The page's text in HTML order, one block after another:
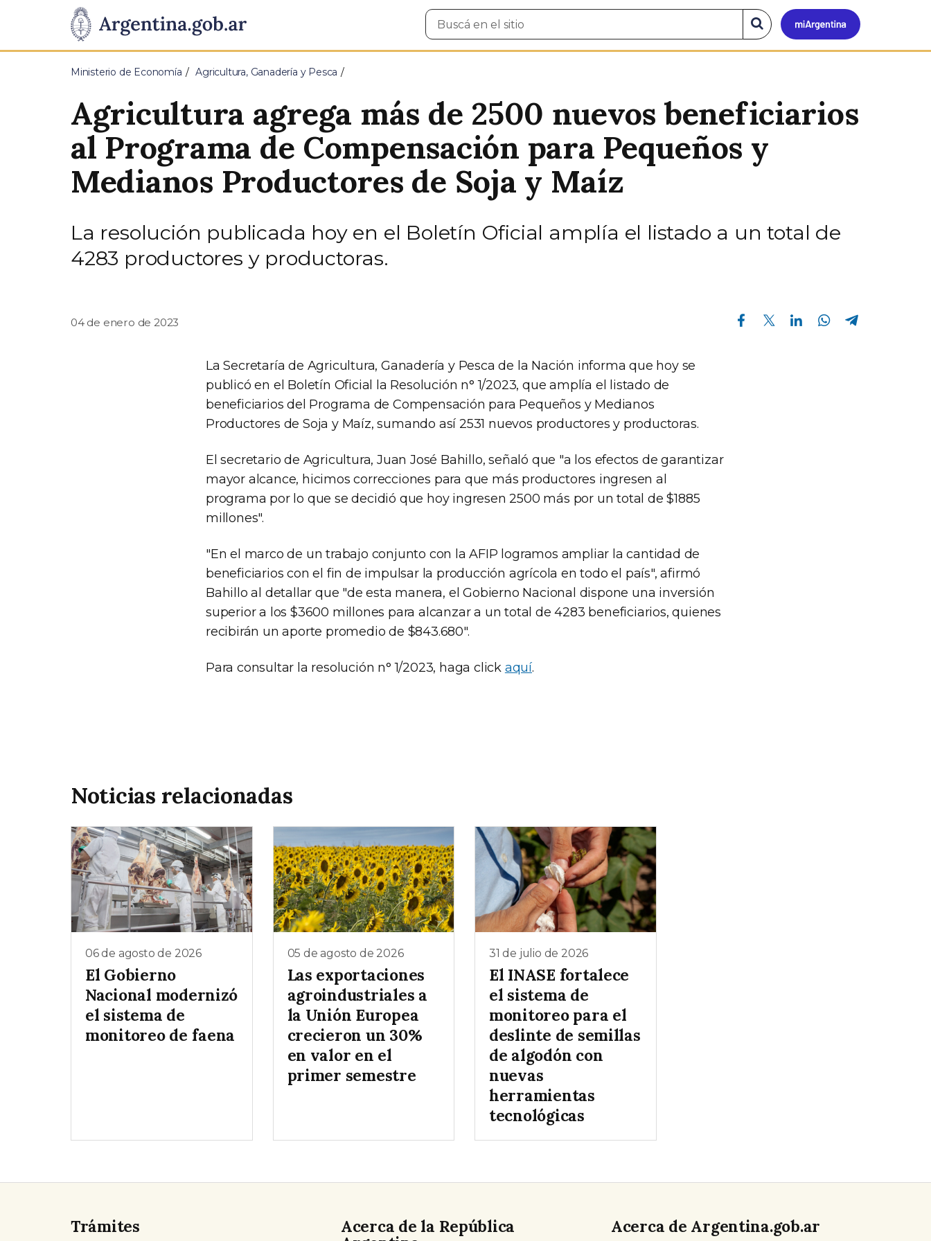
Presidencia
de
Pasar al contenido principal
Mi
Buscar
en
Buscar
en
el
Ministerio de Economía Agricultura, Ganadería y Pesca
Agricultura agrega más de 2500 nuevos beneficiarios
al Programa de Compensación para Pequeños y
Medianos Productores de Soja y Maíz
La resolución publicada hoy en el Boletín Oficial amplía el listado a un total de
4283 productores y productoras.
04 de enero de 2023
Compartir en Facebook Compartir en Twitter Compartir en Linkedin Compartir en Whatsapp
La Secretaría de Agricultura, Ganadería y Pesca de la Nación informa que hoy se
publicó en el Boletín Oficial la Resolución n° 1/2023, que amplía el listado de
beneficiarios del Programa de Compensación para Pequeños y Medianos
Productores de Soja y Maíz, sumando así 2531 nuevos productores y productoras.
El secretario de Agricultura, Juan José Bahillo, señaló que "a los efectos de garantizar
mayor alcance, hicimos correcciones para que más productores ingresen al
programa por lo que se decidió que hoy ingresen 2500 más por un total de $1885
millones".
"En el marco de un trabajo conjunto con la AFIP logramos ampliar la cantidad de
beneficiarios con el fin de impulsar la producción agrícola en todo el país", afirmó
Bahillo al detallar que "de esta manera, el Gobierno Nacional dispone una inversión
superior a los $3600 millones para alcanzar a un total de 4283 beneficiarios, quienes
recibirán un aporte promedio de $843.680".
Para consultar la resolución n° 1/2023, haga click aquí.
Noticias relacionadas
06 de agosto de 2026
El Gobierno
Nacional modernizó
el sistema de
monitoreo de faena
05 de agosto de 2026
Las exportaciones
agroindustriales a
la Unión Europea
crecieron un 30%
en valor en el
primer semestre
31 de julio de 2026
El INASE fortalece
el sistema de
monitoreo para el
deslinte de semillas
de algodón con
nuevas
herramientas
tecnológicas
Trámites
Acerca de la República
Acerca de Argentina.gob.ar